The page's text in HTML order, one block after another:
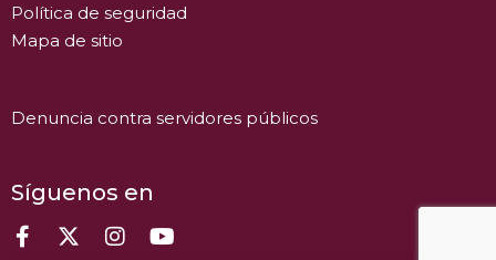
Política de seguridad
Mapa de sitio
Denuncia contra servidores públicos
Síguenos en